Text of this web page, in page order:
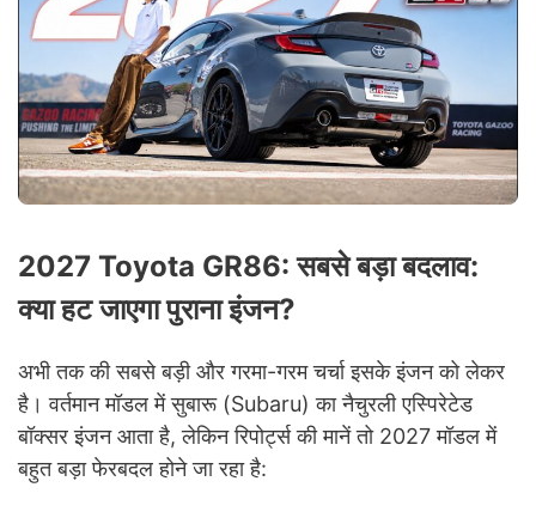
2027 Toyota GR86: सबसे बड़ा बदलाव:
क्या हट जाएगा पुराना इंजन?
अभी तक की सबसे बड़ी और गरमा-गरम चर्चा इसके इंजन को लेकर
है। वर्तमान मॉडल में सुबारू (Subaru) का नैचुरली एस्पिरेटेड
बॉक्सर इंजन आता है, लेकिन रिपोर्ट्स की मानें तो 2027 मॉडल में
बहुत बड़ा फेरबदल होने जा रहा है: